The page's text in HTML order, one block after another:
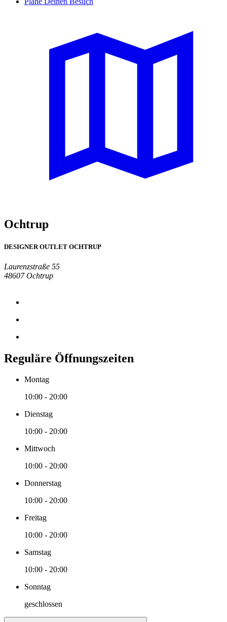
Ochtrup
DESIGNER OUTLET OCHTRUP
Laurenzstraße 55
48607 Ochtrup
Reguläre Öffnungszeiten
Montag
10:00 - 20:00
Dienstag
10:00 - 20:00
Mittwoch
10:00 - 20:00
Donnerstag
10:00 - 20:00
Freitag
10:00 - 20:00
Samstag
10:00 - 20:00
Sonntag
geschlossen